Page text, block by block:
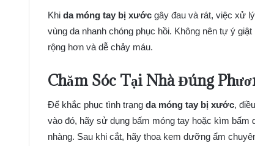
Khi da móng tay bị xước gây đau và rát, việc xử
vùng da nhanh chóng phục hồi. Không nên tự ý
rộng hơn và dễ chảy máu.
Chăm Sóc Tại Nhà Đúng
Để khắc phục tình trạng da móng tay bị xước,
vào đó, hãy sử dụng bấm móng tay hoặc kìm bấm
nhàng. Sau khi cắt, hãy thoa kem dưỡng ẩm